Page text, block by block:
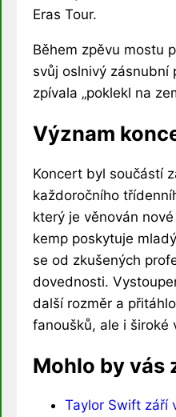
Eras Tour.
Během zpěvu mostu
svůj oslnivý zásnubní
zpívala „poklekl na
Význam
Koncert byl součástí
každoročního
který je věnován
kemp poskytuje
se od zkušených
dovednosti.
další rozměr a
fanoušků, ale i široké
Mohlo by vás
Taylor Swift září